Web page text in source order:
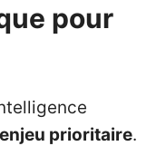
pour
prioritaire.